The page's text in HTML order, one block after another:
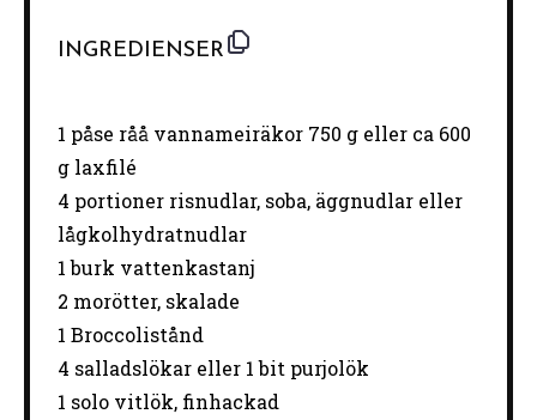
INGREDIENSER
1 påse råå vannameiräkor 750 geller ca 600
g laxfilé
4 portioner risnudlar, soba, äggnudlar eller
lågkolhydratnudlar
1 burk vattenkastanj
2 morötter, skalade
1 Broccolistånd
4 salladslökar eller 1 bit purjolök
1 solo vitlök, finhackad